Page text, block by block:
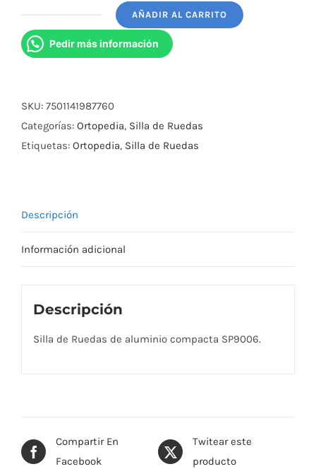
de
Aluminio
Compacta
Sp9006.
AÑADIR AL CARRITO
Pedir más información
SKU: 7501141987760
Categorías: Ortopedia, Silla de Ruedas
Etiquetas: Ortopedia, Silla de Ruedas
Descripción
Información adicional
Descripción
Silla de Ruedas de aluminio compacta SP9006.
Compartir En
Facebook
Twitear este
producto